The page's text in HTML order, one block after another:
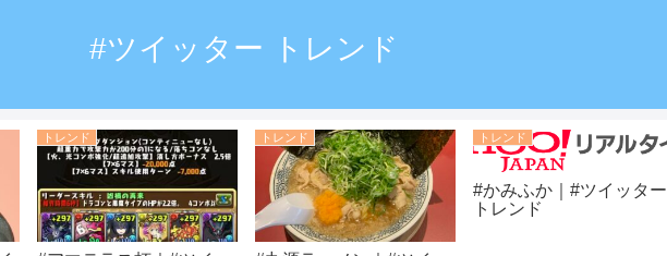
#ツイッター トレンド
トレンド トレンド トレンド
#かみふか｜#ツイッター
トレンド